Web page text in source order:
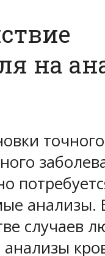
на
анализы.
случаев
анализы